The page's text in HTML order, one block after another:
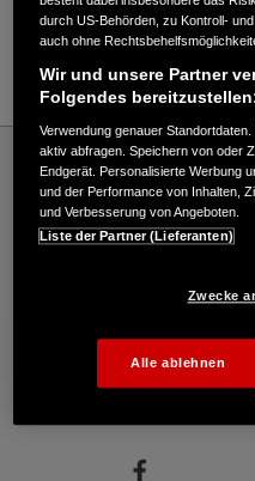
08161/63088
E-Mail
Honda
Industrie
Wolfgang Reiter - Industrie – Honda -
Power of Dreams
Mehr von Honda
durch US-Behörden, zu Kontroll-
auch ohne
Wir und unsere Partner
Folgendes
Verwendung genauer
aktiv abfragen. Speichern von oder
Endgerät. Personalisierte Werbung
und der Performance von Inhalten,
und Verbesserung von Angeboten.
Liste der Partner (Lieferanten)
Zwecke
Alle ablehnen